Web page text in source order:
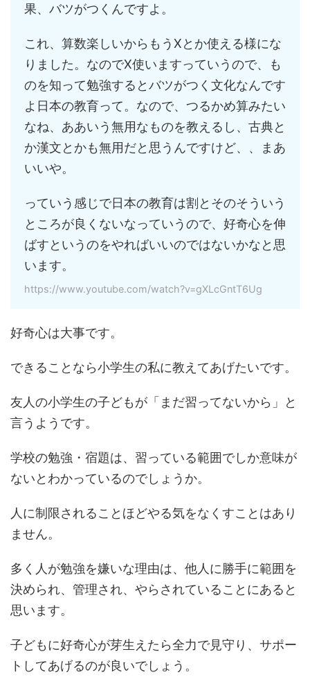
果、バツがつくんですよ。
これ、算数楽しいからもうXとか使える様にな
りました。なのでX使いますっていうので、も
のを知って勉強するとバツがつく文化なんです
よ日本の教育って。なので、つるかめ算みたい
なね、ああいう無用なものを教えるし、古典と
か漢文とかも無用だと思うんですけど、、まあ
いいや。
っていう感じで日本の教育は割とそのそういう
ところが良くないなっていうので、好奇心を伸
ばすというのをやればいいのではないかなと思
います。
https://www.youtube.com/watch?v=gXLcGntT6Ug
好奇心は大事です。
できることなら小学生の私に教えてあげたいです。
友人の小学生の子どもが「まだ習ってないから」と
言うようです。
学校の勉強・宿題は、習っている範囲でしか意味が
ないとわかっているのでしょうか。
人に制限されることほどやる気をなくすことはあり
ません。
多く人が勉強を嫌いな理由は、他人に勝手に範囲を
決められ、管理され、やらされていることにあると
思います。
子どもに好奇心が芽生えたら全力で見守り、サポー
トしてあげるのが良いでしょう。